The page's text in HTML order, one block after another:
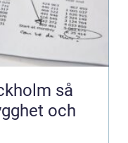
så
och